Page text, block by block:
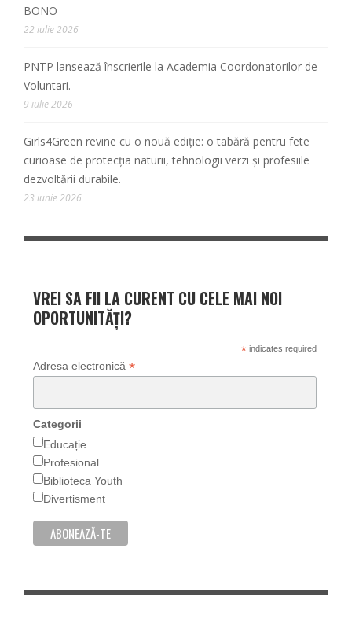
BONO
22 iulie 2026
PNTP lansează înscrierile la Academia Coordonatorilor de
Voluntari.
9 iulie 2026
Girls4Green revine cu o nouă ediție: o tabără pentru fete
curioase de protecția naturii, tehnologii verzi și profesiile
dezvoltării durabile.
23 iunie 2026
VREI SA FII LA CURENT CU CELE MAI NOI
OPORTUNITĂȚI?
*indicates required
Adresa electronică *
Categorii
Educație
Profesional
Biblioteca Youth
Divertisment